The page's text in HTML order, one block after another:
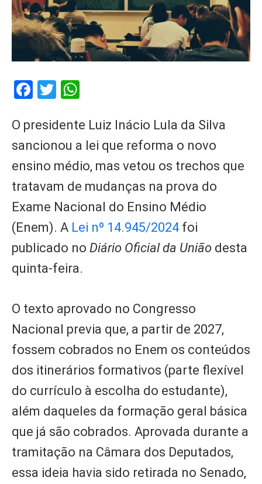
Facebook
Twitter
O presidente Luiz Inácio Lula da Silva
sancionou a lei que reforma o novo
ensino médio, mas vetou os trechos que
tratavam de mudanças na prova do
Exame Nacional do Ensino Médio
(Enem). A Lei nº 14.945/2024 foi
publicado no Diário Oficial da União desta
quinta-feira.
O texto aprovado no Congresso
Nacional previa que, a partir de 2027,
fossem cobrados no Enem os conteúdos
dos itinerários formativos (parte flexível
do currículo à escolha do estudante),
além daqueles da formação geral básica
que já são cobrados. Aprovada durante a
tramitação na Câmara dos Deputados,
essa ideia havia sido retirada no Senado,